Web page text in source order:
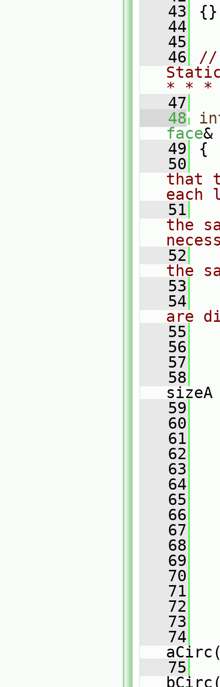
   43
{}
   44
   45
   46
//
* *
   47
   48
face
   49
{
   50
that
each
   51
the
   52
the
   53
   54
are
   55
   56
   57
   58
   59
   60
   61
   62
   63
   64
   65
   66
   67
   68
   69
   70
   71
   72
   73
   74
   75